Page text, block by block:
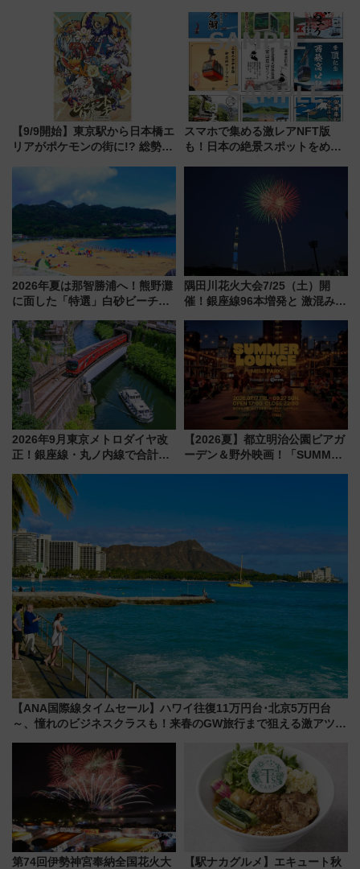
連検索数が前年比237％増、ナ
ショジオも認める『2026年に訪
れるべき世界の旅先』
島とは異なる魅力を持つ今夏の
注目スポット
【9/9開始】東京駅から日本橋エ
リアがポケモンの街に!? 総勢
リサーチ」本格謎解き・グッズ
情報まとめ
スマホで集める激レアNFT版
も！日本の絶景スポットをめぐ
ん)」企画がスタート
2026年夏は那智勝浦へ！熊野灘
に面した「特選」白砂ビーチは
会」は8月11日開催！
隅田川花火大会7/25（土）開
催！銀座線96本増発と 激混みの
アクセス攻略法、2万発の花火が
都心の夜に！
2026年9月東京メトロダイヤ改
正！銀座線・丸ノ内線で合計
待
【2026夏】都立明治公園ビアガ
ーデン＆野外映画！「SUMMER
【ANA国際線タイムセール】ハワイ往復11万円台･北京5万円台
～、憧れのビジネスクラスも！来春のGW旅行まで狙える激アツ路
第74回伊勢神宮奉納全国花火大
【駅ナカグルメ】エキュート秋